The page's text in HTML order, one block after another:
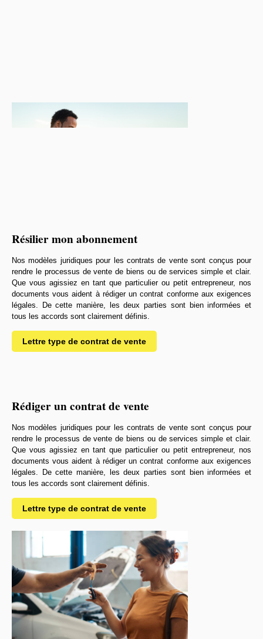
Résilier mon abonnement
Nos modèles juridiques pour les contrats de vente sont conçus pour
rendre le processus de vente de biens ou de services simple et clair.
Que vous agissiez en tant que particulier ou petit entrepreneur, nos
documents vous aident à rédiger un contrat conforme aux exigences
légales. De cette manière, les deux parties sont bien informées et
tous les accords sont clairement définis.
Lettre type de contrat de vente
Rédiger un contrat de vente
Nos modèles juridiques pour les contrats de vente sont conçus pour
rendre le processus de vente de biens ou de services simple et clair.
Que vous agissiez en tant que particulier ou petit entrepreneur, nos
documents vous aident à rédiger un contrat conforme aux exigences
légales. De cette manière, les deux parties sont bien informées et
tous les accords sont clairement définis.
Lettre type de contrat de vente